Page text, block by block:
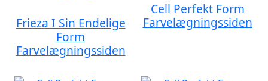
Frieza I Sin Endelige
Form
Farvelægningssiden
Cell Perfekt Form
Farvelægningssiden